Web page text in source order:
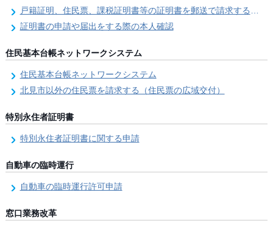
戸籍証明、住民票、課税証明書等の証明書を郵送で請求する際の本人確認
証明書の申請や届出をする際の本人確認
住民基本台帳ネットワークシステム
住民基本台帳ネットワークシステム
北見市以外の住民票を請求する（住民票の広域交付）
特別永住者証明書
特別永住者証明書に関する申請
自動車の臨時運行
自動車の臨時運行許可申請
窓口業務改革